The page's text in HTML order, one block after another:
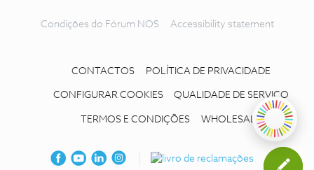
Condições do Fórum NOS Accessibility statement
CONTACTOS POLÍTICA DE PRIVACIDADE
CONFIGURAR COOKIES QUALIDADE DE SERVIÇO
TERMOS E CONDIÇÕES WHOLESALE